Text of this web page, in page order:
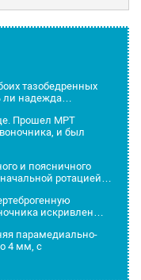
тазобедренных
ли надежда…
Прошел МРТ
и был
и поясничного
ротацией…
искривлен…
парамедиально-
4 мм, с